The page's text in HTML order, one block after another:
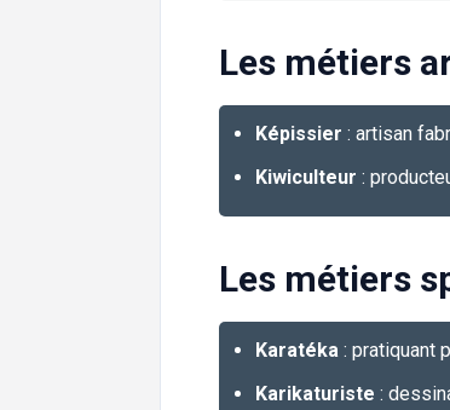
Les métiers
Képissier : artisan
Kiwiculteur :
Les métiers
Karatéka : pratiquant
Karikaturiste :